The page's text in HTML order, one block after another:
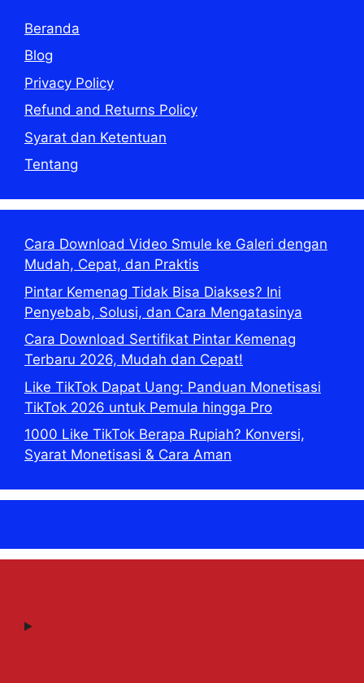
Beranda
Blog
Privacy Policy
Refund and Returns Policy
Syarat dan Ketentuan
Tentang
Cara Download Video Smule ke Galeri dengan
Mudah, Cepat, dan Praktis
Pintar Kemenag Tidak Bisa Diakses? Ini
Penyebab, Solusi, dan Cara Mengatasinya
Cara Download Sertifikat Pintar Kemenag
Terbaru 2026, Mudah dan Cepat!
Like TikTok Dapat Uang: Panduan Monetisasi
TikTok 2026 untuk Pemula hingga Pro
1000 Like TikTok Berapa Rupiah? Konversi,
Syarat Monetisasi & Cara Aman